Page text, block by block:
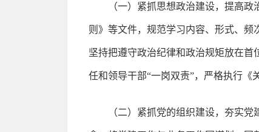
（一）紧抓思想政治建设，提高
则》等文件，规范学习内容、形式、
坚持把遵守政治纪律和政治规矩放在
任和领导干部“一岗双责”，严格执行《
（二）紧抓党的组织建设，夯实